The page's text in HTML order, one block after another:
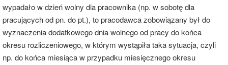
wypadało w dzień wolny dla pracownika (np. w sobotę dla
pracujących od pn. do pt.), to pracodawca zobowiązany był do
wyznaczenia dodatkowego dnia wolnego od pracy do końca
okresu rozliczeniowego, w którym wystąpiła taka sytuacja, czyli
np. do końca miesiąca w przypadku miesięcznego okresu